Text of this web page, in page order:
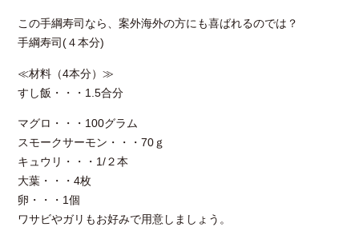
この手綱寿司なら、案外海外の方にも喜ばれるのでは？
手綱寿司(４本分)
≪材料（4本分）≫
すし飯・・・1.5合分
マグロ・・・100グラム
スモークサーモン・・・70ｇ
キュウリ・・・1/２本
大葉・・・4枚
卵・・・1個
ワサビやガリもお好みで用意しましょう。